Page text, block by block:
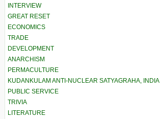
INTERVIEW
GREAT RESET
ECONOMICS
TRADE
DEVELOPMENT
ANARCHISM
PERMACULTURE
KUDANKULAM ANTI-NUCLEAR SATYAGRAHA, INDIA
PUBLIC SERVICE
TRIVIA
LITERATURE